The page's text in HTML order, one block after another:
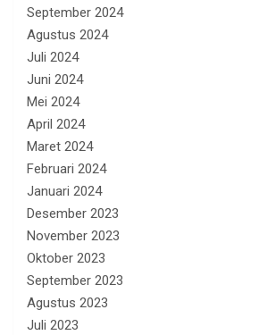
September 2024
Agustus 2024
Juli 2024
Juni 2024
Mei 2024
April 2024
Maret 2024
Februari 2024
Januari 2024
Desember 2023
November 2023
Oktober 2023
September 2023
Agustus 2023
Juli 2023